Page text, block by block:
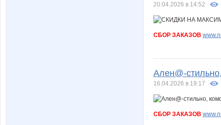
20.04.2026 в 14:52
СБОР ЗАКАЗОВ
Ален@-
16.04.2026 в 19:17
СБОР ЗАКАЗОВ